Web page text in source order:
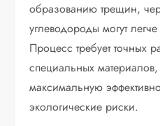
образованию трещин,
углеводороды могут
Процесс требует точных
специальных
максимальную
экологические риски.